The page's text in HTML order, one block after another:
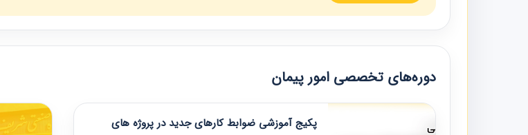
دوره‌های تخصصی امور پیمان
پکیج آموزشی ضوابط کارهای جدید در پروژه های